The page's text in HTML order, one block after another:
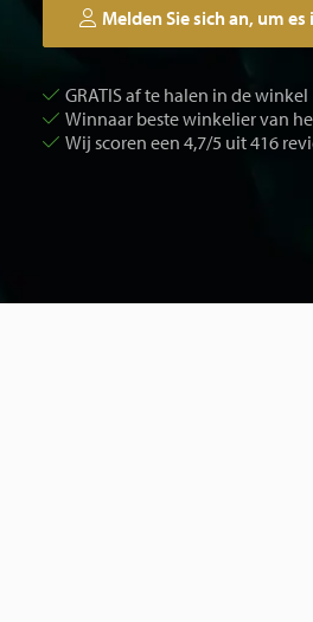
Melden Sie sich an, um
GRATIS af te halen in de winkel
Winnaar beste winkelier van
Wij scoren een 4,7/5 uit 416